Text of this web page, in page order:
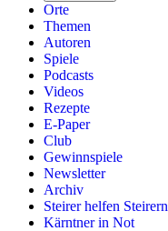
Orte
Themen
Autoren
Spiele
Podcasts
Videos
Rezepte
E-Paper
Club
Gewinnspiele
Newsletter
Archiv
Steirer helfen Steirern
Kärntner in Not